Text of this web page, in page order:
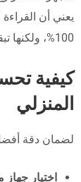
يعني أن
100%، ولكنها تبقى مؤشرًا مفيدًا للمرضى لمراقبة حالتهم.
كيفية
المنزلي
لضمان دقة
اختيار جهاز